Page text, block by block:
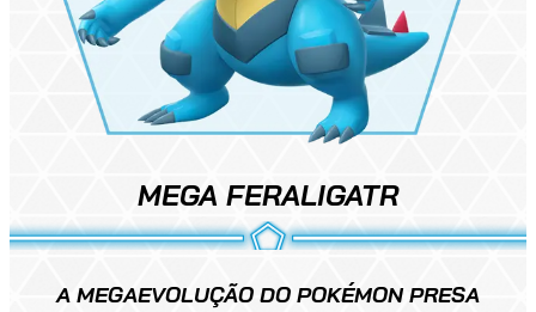
MEGA FERALIGATR
A MEGAEVOLUÇÃO DO POKÉMON PRESA